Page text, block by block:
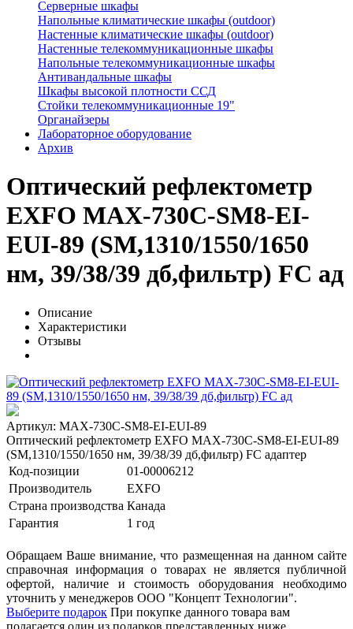
Серверные шкафы
Напольные климатические шкафы (outdoor)
Настенные климатические шкафы (outdoor)
Настенные телекоммуникационные шкафы
Напольные телекоммуникационные шкафы
Антивандальные шкафы
Шкафы высокой плотности ССД
Стойки телекоммуникационные 19"
Органайзеры
Лабораторное оборудование
Архив
Оптический рефлектометр
EXFO MAX-730C-SM8-EI-
EUI-89 (SM,1310/1550/1650
нм, 39/38/39 дб,фильтр) FC ад
Описание
Характеристики
Отзывы
Артикул: MAX-730C-SM8-EI-EUI-89
Оптический рефлектометр EXFO MAX-730C-SM8-EI-EUI-89
(SM,1310/1550/1650 нм, 39/38/39 дб,фильтр) FC адаптер
Код-позиции
01-00006212
Производитель
EXFO
Страна производства Канада
Гарантия
1 год
Обращаем Ваше внимание, что размещенная на данном сайте
справочная информация о товарах не является публичной
офертой, наличие и стоимость оборудования необходимо
уточнить у менеджеров ООО "Концепт Технологии".
Выберите подарок При покупке данного товара вам
полагается один из подарков представленных ниже